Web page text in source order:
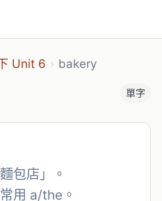
Unit 6 › bakery
單字
包店」。
用 a/the。